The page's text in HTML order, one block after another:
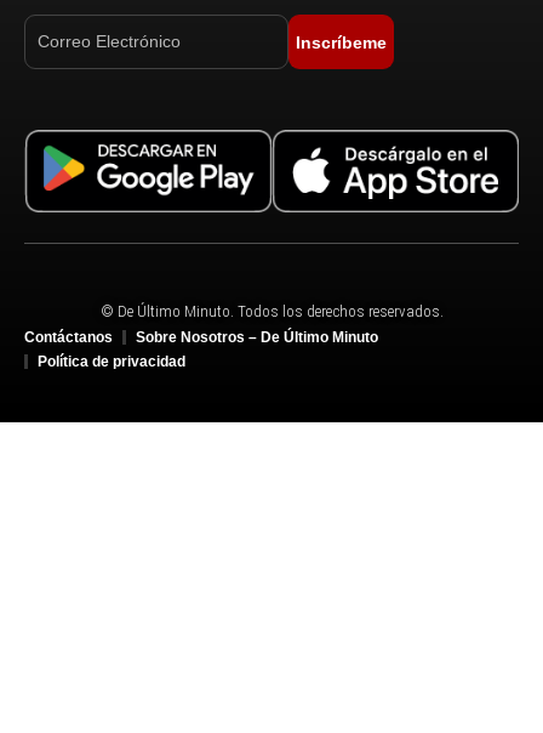
Inscríbeme
© De Último Minuto. Todos los derechos reservados.
Contáctanos
Sobre Nosotros – De Último Minuto
Política de privacidad